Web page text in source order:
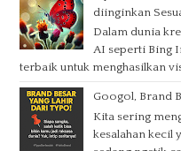
diinginkan
Dalam dunia
AI seperti Bing
terbaik untuk menghasilkan
Googol, Brand
Kita sering
kesalahan kecil